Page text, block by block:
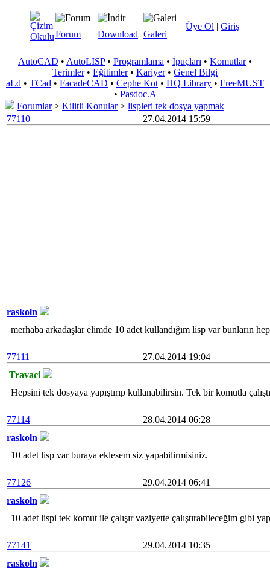
Üye Ol | Giriş
Forum Download Galeri
AutoCAD • AutoLISP• Programlama • İpuçları • Komutlar•
Terimler• Eğitimler• Kariyer• Genel Bilgi
aLd • TCad • FacadeCAD • Cephe Kot • HQ Library • FreeMUST
• Pasdoc.A
Forumlar> Kilitli Konular> lispleri tek dosya yapmak
77110
27.04.2014 15:59
raskoln
merhaba arkadaşlar elimde 10 adet kullandığım lisp var bunların
77111
27.04.2014 19:04
Travaci
Hepsini tek dosyaya yapıştırıp kullanabilirsin. Tek bir komutla
77114
28.04.2014 06:28
raskoln
10 adet lisp var buraya eklesem siz yapabilirmisiniz.
77126
29.04.2014 06:41
raskoln
10 adet lispi tek komut ile çalışır vaziyette çalıştırabileceğim gibi
77141
29.04.2014 10:35
raskoln